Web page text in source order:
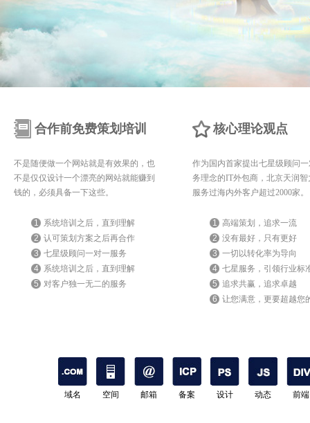
合作前免费策划培训
不是随便做一个网站就是有效果的，也
不是仅仅设计一个漂亮的网站就能赚到
钱的，必须具备一下这些。
1
系统培训之后，直到理解
2 认可策划方案之后再合作
3 七星级顾问一对一服务
4
系统培训之后，直到理解
5 对客户独一无二的服务
核心理论观点
作为国内首家提出七星级顾问
务理念的IT外包商，北京天润智
服务过海内外客户超过2000家。
1 高端策划，追求一流
2 没有最好，只有更好
3 一切以转化率为导向
4 七星服务，引领行业标
5 追求共赢，追求卓越
6 让您满意，更要超越您
域名 空间 邮箱 备案 设计 动态 前端